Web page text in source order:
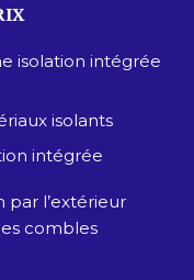
isolation intégrée
isolants
intégrée
par l’extérieur
combles